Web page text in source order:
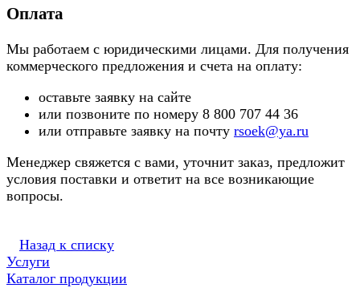
Оплата
Мы работаем с юридическими лицами. Для получения
коммерческого предложения и счета на оплату:
оставьте заявку на сайте
или позвоните по номеру 8 800 707 44 36
или отправьте заявку на почту rsoek@ya.ru
Менеджер свяжется с вами, уточнит заказ, предложит
условия поставки и ответит на все возникающие
вопросы.
Назад к списку
Услуги
Каталог продукции